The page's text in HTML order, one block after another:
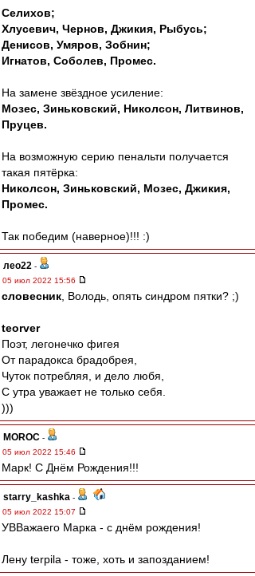
Селихов;
Хлусевич, Чернов, Джикия, Рыбусь;
Денисов, Умяров, Зобнин;
Игнатов, Соболев, Промес.
На замене звёздное усиление:
Мозес, Зиньковский, Николсон, Литвинов,
Пруцев.
На возможную серию пенальти получается
такая пятёрка:
Николсон, Зиньковский, Мозес, Джикия,
Промес.
Так победим (наверное)!!! :)
лео22 -
05 июл 2022 15:56
словесник , Володь, опять синдром пятки? ;)
teorver
Поэт, легонечко фигея
От парадокса брадобрея,
Чуток потребляя, и дело любя,
С утра уважает не только себя.
)))
MOROC -
05 июл 2022 15:46
Марк! С Днём Рождения!!!
starry_kashka -
05 июл 2022 15:07
УВВажаего Марка - с днём рождения!
Лену terpila - тоже, хоть и запозданием!